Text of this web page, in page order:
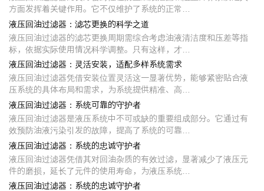
方面发挥着关键作用。它不仅维护了系统的正常…
液压回油过滤器：滤芯更换的科学之道
液压回油过滤器的滤芯更换周期需综合考虑油液清洁度和压差等指
标，依据实际使用情况科学调整。只有这样，才…
液压回油过滤器：灵活安装，适配多样系统需求
液压回油过滤器凭借安装位置灵活这一显著优势，能够紧密贴合液
压系统的具体布局和需求，为系统提供精准、高…
液压回油过滤器：系统可靠的守护者
液压回油过滤器是液压系统中不可或缺的重要组成部分。它通过有
效预防油液污染引发的故障，提高了系统的可靠…
液压回油过滤器：系统的忠诚守护者
液压回油过滤器凭借其对回油杂质的有效过滤，显著减少了液压元
件的磨损，延长了元件的使用寿命，为液压系统…
液压回油过滤器：系统的忠诚守护者